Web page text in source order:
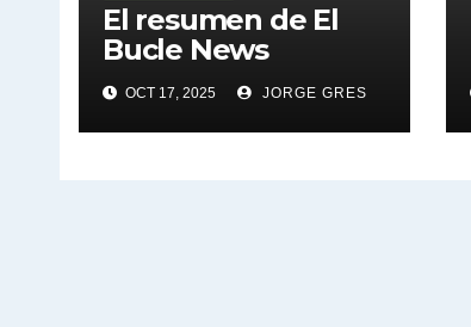
El resumen de El
Bucle News
OCT 17, 2025 JORGE GRES